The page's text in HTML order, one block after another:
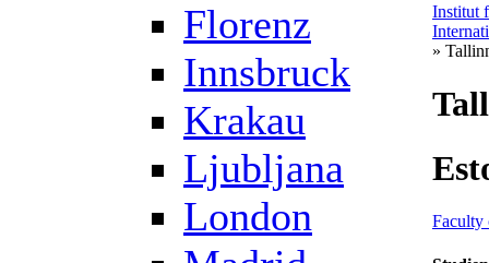
Florenz
Innsbruck
Krakau
Ljubljana
London
Institut
»
Faculty